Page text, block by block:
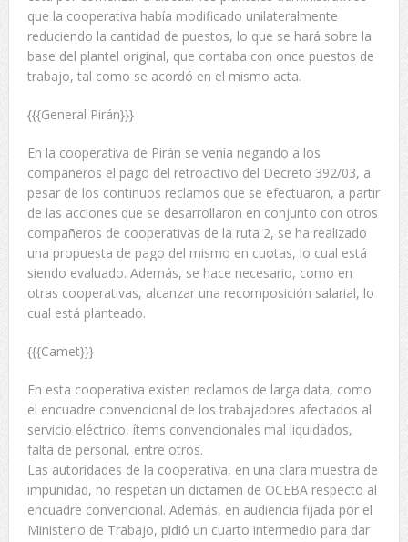
que la cooperativa había modificado unilateralmente
reduciendo la cantidad de puestos, lo que se hará sobre la
base del plantel original, que contaba con once puestos de
trabajo, tal como se acordó en el mismo acta.
{{{General Pirán}}}
En la cooperativa de Pirán se venía negando a los
compañeros el pago del retroactivo del Decreto 392/03, a
pesar de los continuos reclamos que se efectuaron, a partir
de las acciones que se desarrollaron en conjunto con otros
compañeros de cooperativas de la ruta 2, se ha realizado
una propuesta de pago del mismo en cuotas, lo cual está
siendo evaluado. Además, se hace necesario, como en
otras cooperativas, alcanzar una recomposición salarial, lo
cual está planteado.
{{{Camet}}}
En esta cooperativa existen reclamos de larga data, como
el encuadre convencional de los trabajadores afectados al
servicio eléctrico, ítems convencionales mal liquidados,
falta de personal, entre otros.
Las autoridades de la cooperativa, en una clara muestra de
impunidad, no respetan un dictamen de OCEBA respecto al
encuadre convencional. Además, en audiencia fijada por el
Ministerio de Trabajo, pidió un cuarto intermedio para dar